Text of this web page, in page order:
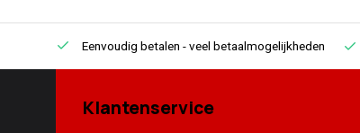
Eenvoudig betalen - veel betaalmogelijkheden
Klantenservice